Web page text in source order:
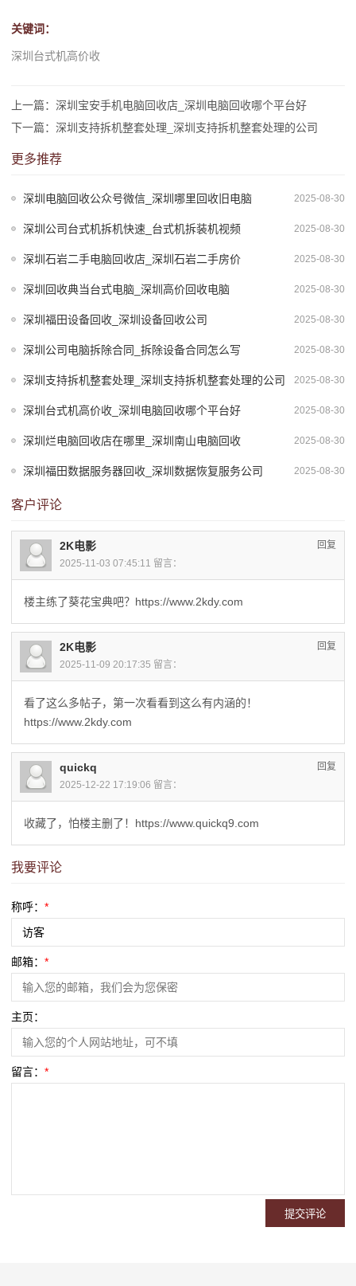
关键词：
深圳台式机高价收
上一篇：深圳宝安手机电脑回收店_深圳电脑回收哪个平台好
下一篇：深圳支持拆机整套处理_深圳支持拆机整套处理的公司
更多推荐
2025-08-30
深圳电脑回收公众号微信_深圳哪里回收旧电脑
2025-08-30
深圳公司台式机拆机快速_台式机拆装机视频
2025-08-30
深圳石岩二手电脑回收店_深圳石岩二手房价
2025-08-30
深圳回收典当台式电脑_深圳高价回收电脑
2025-08-30
深圳福田设备回收_深圳设备回收公司
2025-08-30
深圳公司电脑拆除合同_拆除设备合同怎么写
2025-08-30
深圳支持拆机整套处理_深圳支持拆机整套处理的公司
2025-08-30
深圳台式机高价收_深圳电脑回收哪个平台好
2025-08-30
深圳烂电脑回收店在哪里_深圳南山电脑回收
2025-08-30
深圳福田数据服务器回收_深圳数据恢复服务公司
客户评论
2K电影
2025-11-03 07:45:11 留言：
回复
楼主练了葵花宝典吧？https://www.2kdy.com
2K电影
2025-11-09 20:17:35 留言：
回复
看了这么多帖子，第一次看看到这么有内涵的！
https://www.2kdy.com
quickq
2025-12-22 17:19:06 留言：
回复
收藏了，怕楼主删了！https://www.quickq9.com
我要评论
称呼： *
邮箱： *
主页：
留言： *